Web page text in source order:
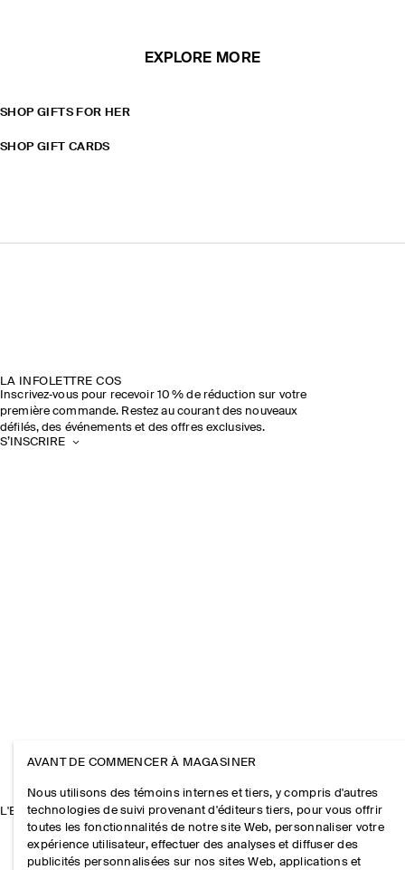
EXPLORE MORE
SHOP GIFTS FOR HER
SHOP GIFT CARDS
LA INFOLETTRE COS
Inscrivez‑vous pour recevoir 10 % de réduction sur votre
première commande. Restez au courant des nouveaux
défilés, des événements et des offres exclusives.
S’INSCRIRE
L'ENTREPRISE
AVANT DE COMMENCER À MAGASINER
Nous utilisons des témoins internes et tiers, y compris d'autres
technologies de suivi provenant d'éditeurs tiers, pour vous offrir
toutes les fonctionnalités de notre site Web, personnaliser votre
expérience utilisateur, effectuer des analyses et diffuser des
publicités personnalisées sur nos sites Web, applications et